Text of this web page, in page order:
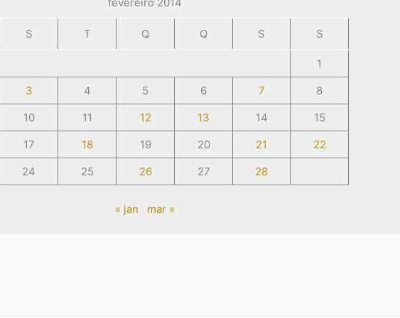
S T Q Q S S
1
3 4 5 6 7
8
10 11 12 13 14
15
17 18 19 20 21
22
24 25 26 27 28
« jan mar »